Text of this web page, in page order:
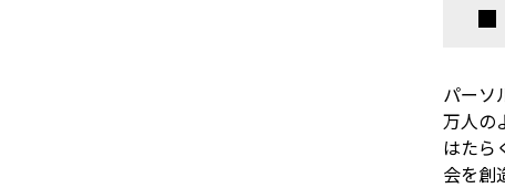
■
パーソ
万人の
はたら
会を創